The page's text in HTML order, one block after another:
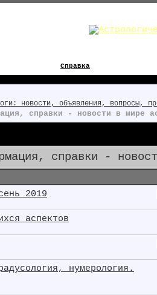
Справка
новости, объявления, вопросы,
справки - новости в мире
справки -
2019
аспектов
нумерология.